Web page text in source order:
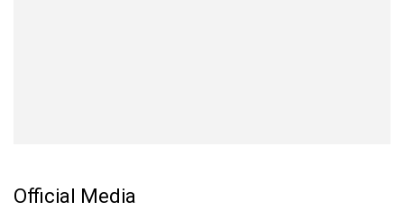
Official Media